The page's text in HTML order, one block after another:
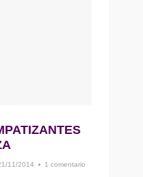
11/2014 1 comentario